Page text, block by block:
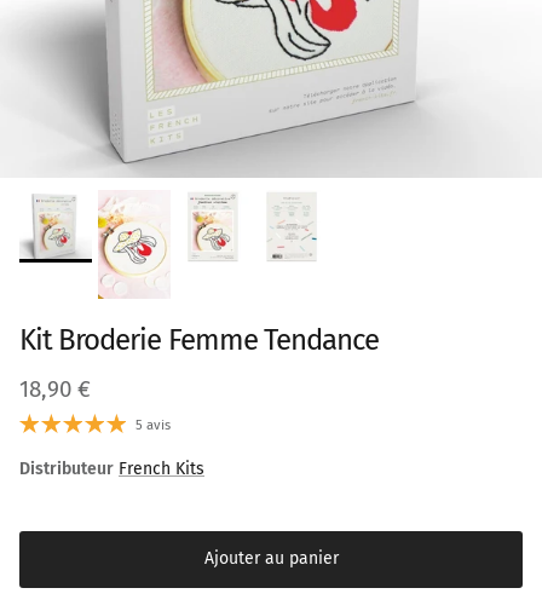
Kit Broderie Femme Tendance
Prix habituel
18,90 €
5 avis
Distributeur French Kits
Ajouter au panier